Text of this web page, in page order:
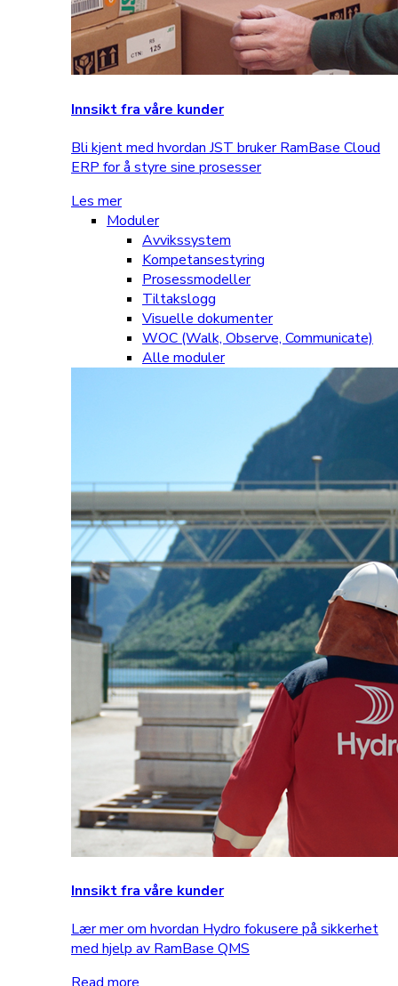
Innsikt fra våre kunder
Bli kjent med hvordan JST bruker RamBase Cloud
ERP for å styre sine prosesser
Les mer
Moduler
Avvikssystem
Kompetansestyring
Prosessmodeller
Tiltakslogg
Visuelle dokumenter
WOC (Walk, Observe, Communicate)
Alle moduler
Innsikt fra våre kunder
Lær mer om hvordan Hydro fokusere på sikkerhet
med hjelp av RamBase QMS